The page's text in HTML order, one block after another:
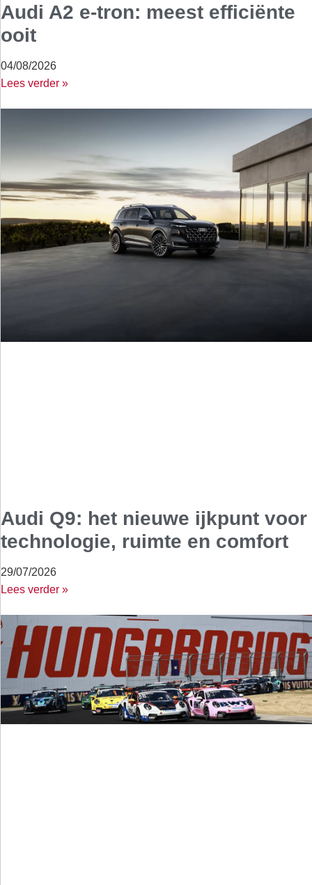
Audi A2 e-tron: meest efficiënte
ooit
04/08/2026
Lees verder »
Audi Q9: het nieuwe ijkpunt voor
technologie, ruimte en comfort
29/07/2026
Lees verder »